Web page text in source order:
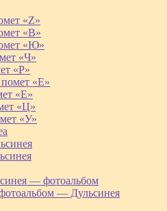
«Z»
«В»
«Ю»
«Ч»
«Р»
«Е»
«Е»
«Ц»
«У»
— фотоальбом
— Дульсинея